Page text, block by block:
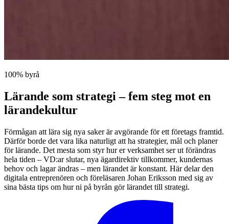
100% byrå
Lärande som strategi – fem steg mot en
lärandekultur
Förmågan att lära sig nya saker är avgörande för ett företags framtid.
Därför borde det vara lika naturligt att ha strategier, mål och planer
för lärande. Det mesta som styr hur er verksamhet ser ut förändras
hela tiden – VD:ar slutar, nya ägardirektiv tillkommer, kundernas
behov och lagar ändras – men lärandet är konstant. Här delar den
digitala entreprenören och föreläsaren Johan Eriksson med sig av
sina bästa tips om hur ni på byrån gör lärandet till strategi.